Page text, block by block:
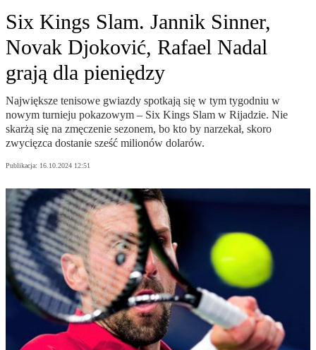
Six Kings Slam. Jannik Sinner,
Novak Djoković, Rafael Nadal
grają dla pieniędzy
Największe tenisowe gwiazdy spotkają się w tym tygodniu w
nowym turnieju pokazowym – Six Kings Slam w Rijadzie. Nie
skarżą się na zmęczenie sezonem, bo kto by narzekał, skoro
zwycięzca dostanie sześć milionów dolarów.
Publikacja: 16.10.2024 12:51